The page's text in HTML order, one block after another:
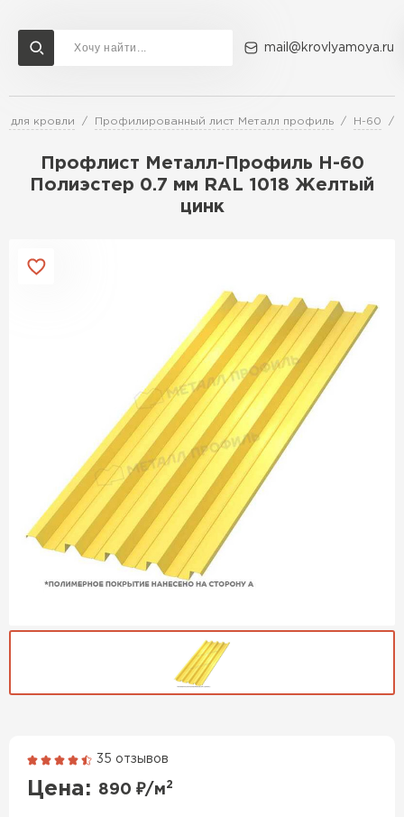
mail@krovlyamoya.ru
для кровли Профилированный лист Металл профиль Н-60
Профлист Металл-Профиль Н-60
Полиэстер 0.7 мм RAL 1018 Желтый
цинк
35 отзывов
Цена: 890 ₽/м2
Сервисы расчета
Расчет штакетника для забора
Расчет водостока
Расчет софитов для кровли
Расчет кровли из профнастила
Расчет кровли из металлочерепицы
Доставка Контакты
Гибкая черепица